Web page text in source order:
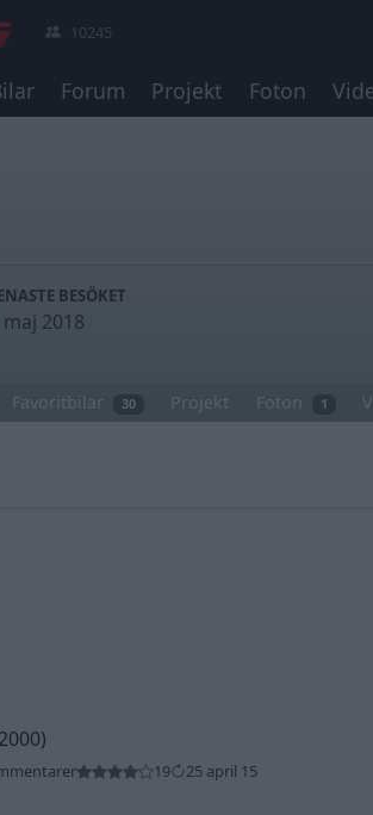
10245
Forum Projekt Foton
BESÖKET
maj 2018
Favoritbilar 30 Projekt Foton 1
19 25 april 15